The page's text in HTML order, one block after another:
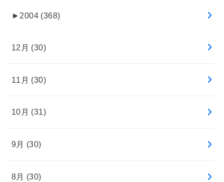
► 2004 (368)
12月 (30)
11月 (30)
10月 (31)
9月 (30)
8月 (30)